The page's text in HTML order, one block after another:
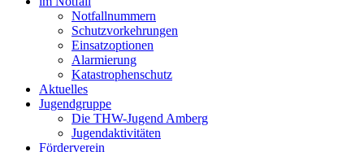
Notfallnummern
Schutzvorkehrungen
Einsatzoptionen
Alarmierung
Katastrophenschutz
Aktuelles
Jugendgruppe
Die THW-Jugend Amberg
Jugendaktivitäten
Förderverein